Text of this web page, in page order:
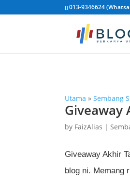
013-9346624
Utama »Sembang
Giveaway
by FaizAlias |
Giveaway Akhir
blog ni. Memang